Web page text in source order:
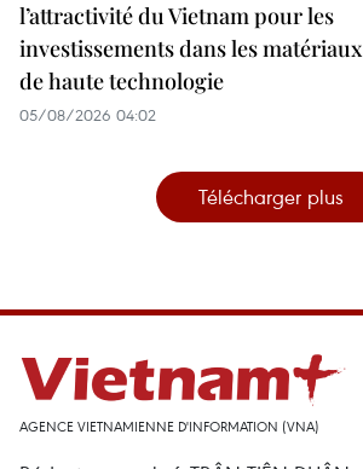
l’attractivité du Vietnam pour les
investissements dans les matériaux
de haute technologie
05/08/2026 04:02
Télécharger plus
AGENCE VIETNAMIENNE D'INFORMATION (VNA)